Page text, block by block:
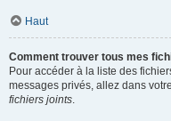
Haut
Comment trouver tous mes
Pour accéder à la liste des
messages privés, allez dans
fichiers joints.